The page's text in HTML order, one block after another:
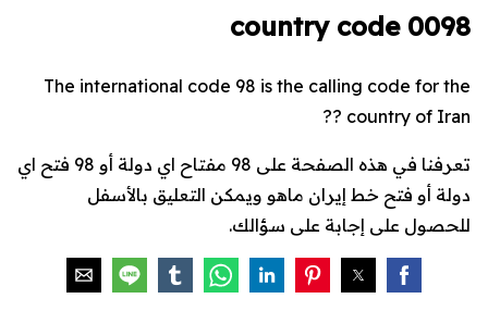
0098 country code
The international code 98 is the calling code for the
country of Iran ??
تعرفنا في هذه الصفحة على 98 مفتاح اي دولة أو 98 فتح اي
دولة أو فتح خط إيران ماهو ويمكن التعليق بالأسفل
للحصول على إجابة على سؤالك.